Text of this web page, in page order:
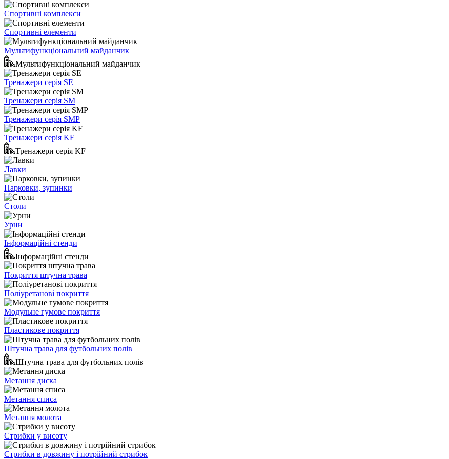
Спортивні комплекси
Спортивні елементи
Мультифункціональний майданчик
Мультифункціональний майданчик
Тренажери серія SE
Тренажери серія SM
Тренажери серія SMP
Тренажери серія KF
Тренажери серія KF
Лавки
Парковки, зупинки
Столи
Урни
Інформаційні стенди
Інформаційні стенди
Покриття штучна трава
Поліуретанові покриття
Модульне гумове покриття
Пластикове покриття
Штучна трава для футбольних полів
Штучна трава для футбольних полів
Метання диска
Метання списа
Метання молота
Стрибки у висоту
Стрибки в довжину і потрійний стрибок